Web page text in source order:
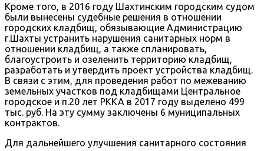
Кроме того, в 2016 году Шахтинским городским судом
были вынесены судебные решения в отношении
городских кладбищ, обязывающие Администрацию
г.Шахты устранить нарушения санитарных норм в
отношении кладбищ, а также спланировать,
благоустроить и озеленить территорию кладбищ,
разработать и утвердить проект устройства кладбищ.
В связи с этим, для проведения работ по межеванию
земельных участков под кладбищами Центральное
городское и п.20 лет РККА в 2017 году выделено 499
тыс. руб. На эту сумму заключены 6 муниципальных
контрактов.
Для дальнейшего улучшения санитарного состояния